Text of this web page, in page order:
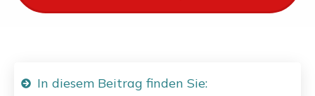
In diesem Beitrag finden Sie: